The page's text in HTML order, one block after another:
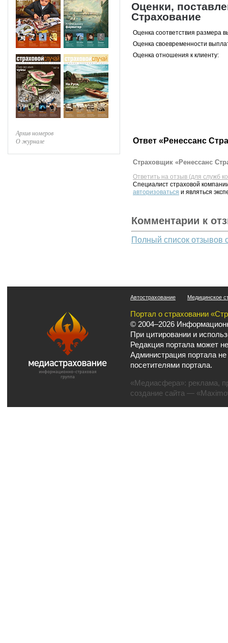
Архив номеров
О журнале
Оценки,
Страхование
Оценка соответствия размера
Оценка своевременности
Оценка отношения к клиенту:
Ответ «Ренессанс
Страховщик «Ренессанс
Ответить на отзыв (для служб
Специалист страховой
авторизоваться и являться
Комментарии к
Полный список отзывов
Автострахование Медицинское
Портал о страховании
© 2004–2026
При цитировании и
Редакция портала может
Администрация портала
посетителями портала.
«Медиасфера»: реклама,
создание сайта —